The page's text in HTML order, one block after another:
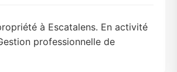
à Escatalens. En activité
professionnelle de